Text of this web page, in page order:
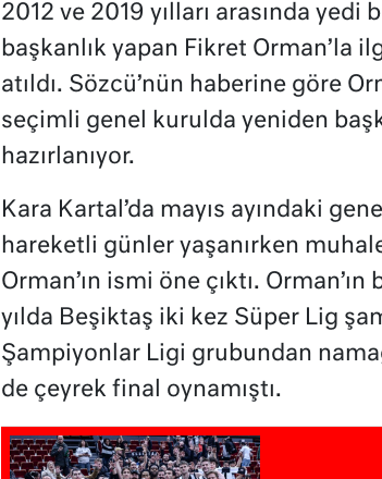
2012 ve 2019 yılları arasında yedi
başkanlık yapan Fikret Orman’la
atıldı. Sözcü’nün haberine göre
seçimli genel kurulda yeniden
hazırlanıyor.
Kara Kartal’da mayıs ayındaki
hareketli günler yaşanırken
Orman’ın ismi öne çıktı.
yılda Beşiktaş iki kez Süper Lig
Şampiyonlar Ligi grubundan
de çeyrek final oynamıştı.